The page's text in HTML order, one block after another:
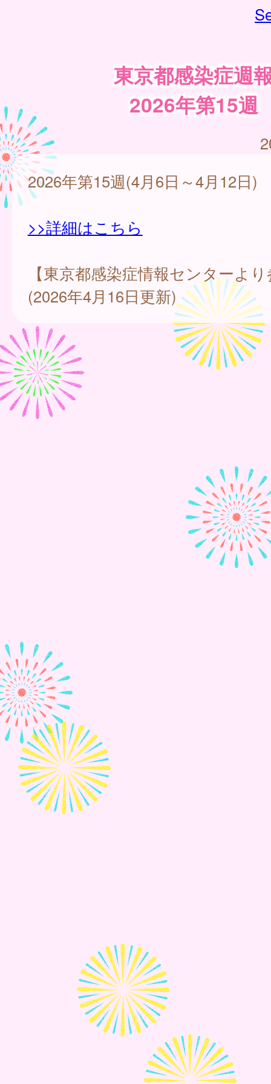
東京都感染症週
2026年第15週
2026年第15週(4月6日～4月12日)
>>詳細はこちら
【東京都感染症情報センターよ
(2026年4月16日更新)